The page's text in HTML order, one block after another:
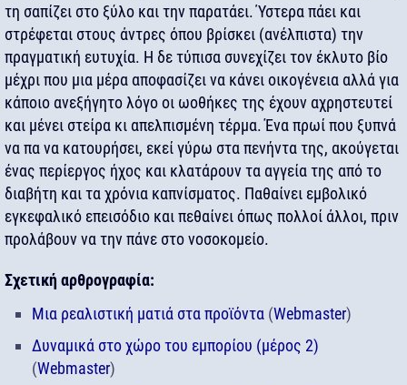
τη σαπίζει στο ξύλο και την παρατάει. Ύστερα πάει και
στρέφεται στους άντρες όπου βρίσκει (ανέλπιστα) την
πραγματική ευτυχία. Η δε τύπισα συνεχίζει τον έκλυτο βίο
μέχρι που μια μέρα αποφασίζει να κάνει οικογένεια αλλά για
κάποιο ανεξήγητο λόγο οι ωοθήκες της έχουν αχρηστευτεί
και μένει στείρα κι απελπισμένη τέρμα. Ένα πρωί που ξυπνά
να πα να κατουρήσει, εκεί γύρω στα πενήντα της, ακούγεται
ένας περίεργος ήχος και κλατάρουν τα αγγεία της από το
διαβήτη και τα χρόνια καπνίσματος. Παθαίνει εμβολικό
εγκεφαλικό επεισόδιο και πεθαίνει όπως πολλοί άλλοι, πριν
προλάβουν να την πάνε στο νοσοκομείο.
Σχετική αρθρογραφία:
Μια ρεαλιστική ματιά στα προϊόντα (Webmaster)
Δυναμικά στο χώρο του εμπορίου (μέρος 2)
(Webmaster)